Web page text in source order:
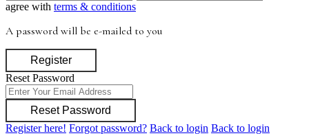
agree with terms & conditions
A password will be e-mailed to you
Register
Reset Password
Reset Password
Register here! Forgot password? Back to login Back to login